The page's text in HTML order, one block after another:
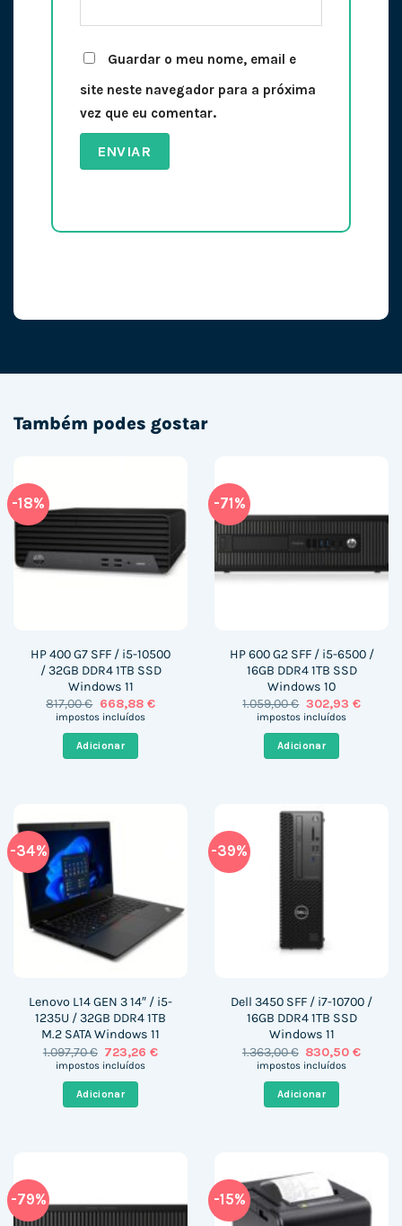
Guardar o meu nome, email e
site neste navegador para a próxima
vez que eu comentar.
Também podes gostar
-18%
HP 400 G7 SFF / i5-10500
/ 32GB DDR4 1TB SSD
Windows 11
817,00€ O
preço
era:
817,00 €.
668,88 €O
impostos incluídos
Adicionar
-71%
HP 600 G2 SFF / i5-6500 /
16GB DDR4 1TB SSD
Windows 10
1.059,00€ O
preço
era:
1.059,00 €.
302,93 €O
impostos incluídos
Adicionar
-34%
Lenovo L14 GEN 3 14″ / i5-
1235U / 32GB DDR4 1TB
M.2 SATA Windows 11
1.097,70€ O
preço
era:
1.097,70 €.
723,26€O
impostos incluídos
Adicionar
-39%
Dell 3450 SFF / i7-10700 /
16GB DDR4 1TB SSD
Windows 11
1.363,00€ O
preço
era:
1.363,00 €.
830,50€O
impostos incluídos
Adicionar
-79% -15%